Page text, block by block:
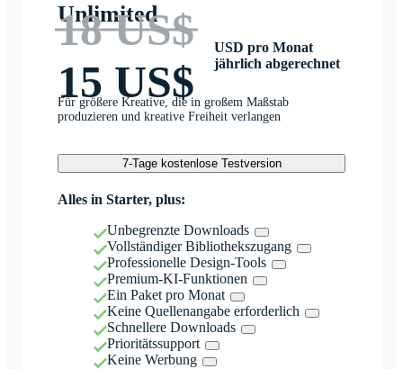
Unlimited
18 US$
15 US$
USD pro Monat
jährlich abgerechnet
Für größere Kreative, die in großem Maßstab
produzieren und kreative Freiheit verlangen
7-Tage kostenlose Testversion
Alles in Starter, plus:
Unbegrenzte Downloads
Vollständiger Bibliothekszugang
Professionelle Design-Tools
Premium-KI-Funktionen
Ein Paket pro Monat
Keine Quellenangabe erforderlich
Schnellere Downloads
Prioritätssupport
Keine Werbung